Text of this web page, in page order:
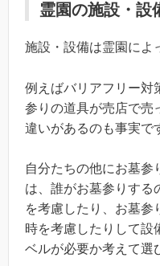
霊園の施設・設
施設・設備は霊園によ
例えばバリアフリー対
参りの道具が売店で売
違いがあるのも事実で
自分たちの他にお墓参
は、誰がお墓参りする
を考慮したり、お墓参
時を考慮したりして設
ベルが必要か考えて選